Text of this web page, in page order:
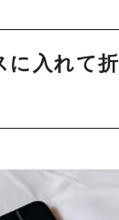
に入れて